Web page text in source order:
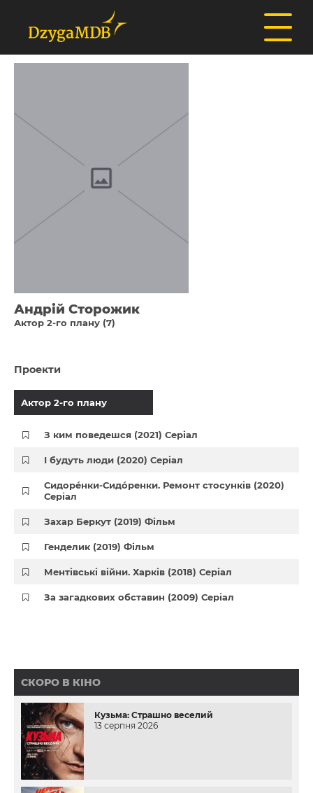
Андрій Сторожик
Актор 2-го плану (7)
Проекти
Актор 2-го плану
З ким поведешся (2021) Серіал
І будуть люди (2020) Серіал
Сидорéнки-Сидóренки. Ремонт стосунків (2020)
Серіал
Захар Беркут (2019) Фільм
Генделик (2019) Фільм
Ментівські війни. Харків (2018) Серіал
За загадкових обставин (2009) Серіал
СКОРО В КІНО
Кузьма: Страшно веселий
13 серпня 2026